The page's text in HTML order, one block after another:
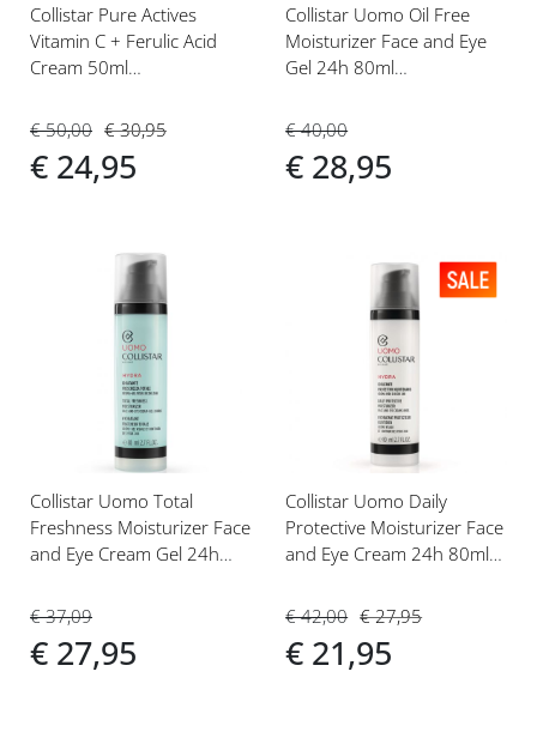
Collistar Pure Actives
Vitamin C + Ferulic Acid
Cream 50ml
€ 50,00
€ 24,95
€ 30,95
Collistar Uomo Oil Free
Moisturizer Face and Eye
Gel 24h 80ml
€ 40,00
€ 28,95
verlanglijst
Collistar Uomo Total
Freshness Moisturizer Face
and Eye Cream Gel 24h
€ 37,09
€ 27,95
verlanglijst
Collistar Uomo Daily
Protective Moisturizer Face
and Eye Cream 24h 80ml
€ 42,00
€ 21,95
€ 27,95